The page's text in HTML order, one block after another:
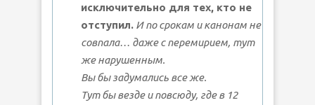
исключительно для тех, кто не
отступил. И по срокам и канонам не
совпала… даже с перемирием, тут
же нарушенным.
Вы бы задумались все же.
Тут бы везде и повсюду, где в 12